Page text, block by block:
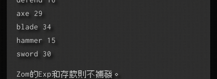
axe 29
blade 34
hammer 15
sword 30
Zom的Exp和存款則不補發。